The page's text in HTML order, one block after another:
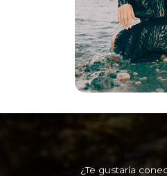
¿Te gustaría